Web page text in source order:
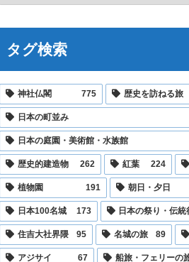
タグ検索
神社仏閣 775 歴史を訪ねる旅
日本の町並み
日本の庭園・美術館・水族館
歴史的建造物 262 紅葉 224
植物園 191 朝日・夕日
日本100名城 173 日本の祭り・伝統
住吉大社界隈 95 名城の旅 89
アジサイ 67 船旅・フェリーの